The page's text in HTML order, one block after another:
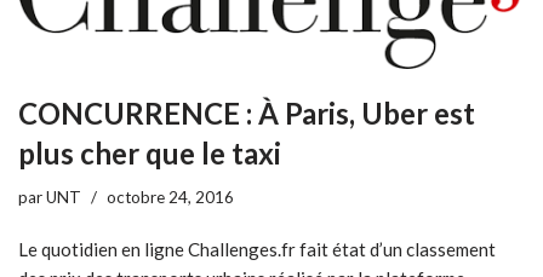
CONCURRENCE : À Paris, Uber est
plus cher que le taxi
parUNT octobre 24, 2016
Le quotidien en ligne Challenges.fr fait état d’un classement